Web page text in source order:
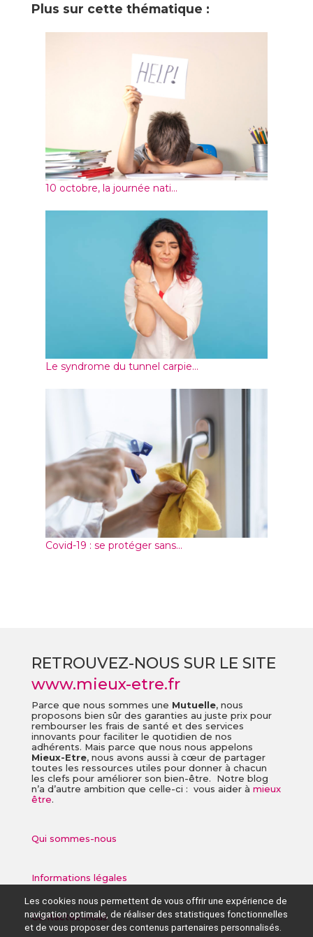
Plus sur cette thématique :
10 octobre, la journée nati...
Le syndrome du tunnel carpie...
Covid-19 : se protéger sans...
RETROUVEZ-NOUS SUR LE SITE
www.mieux-etre.fr
Parce que nous sommes une Mutuelle, nous
proposons bien sûr des garanties au juste prix pour
rembourser les frais de santé et des services
innovants pour faciliter le quotidien de nos
adhérents. Mais parce que nous nous appelons
Mieux-Etre, nous avons aussi à cœur de partager
toutes les ressources utiles pour donner à chacun
les clefs pour améliorer son bien-être. Notre blog
n’a d’autre ambition que celle-ci : vous aider à mieux
être.
Qui sommes-nous
Informations légales
Contactez-nous
Les cookies nous permettent de vous offrir une expérience de
navigation optimale, de réaliser des statistiques fonctionnelles
et de vous proposer des contenus partenaires personnalisés.